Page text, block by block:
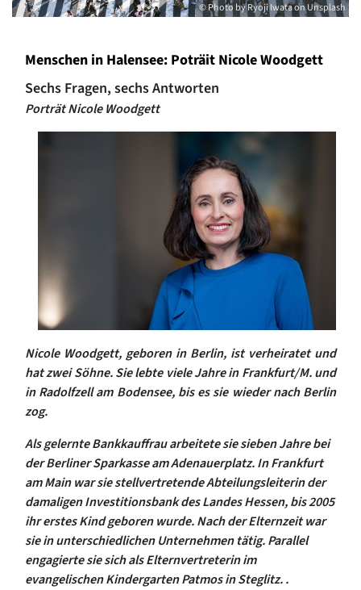
© Photo by Ryoji Iwata on Unsplash
Menschen in Halensee: Poträit Nicole Woodgett
Sechs Fragen, sechs Antworten
Porträt Nicole Woodgett
Nicole Woodgett, geboren in Berlin, ist verheiratet und
hat zwei Söhne. Sie lebte viele Jahre in Frankfurt/M. und
in Radolfzell am Bodensee, bis es sie wieder nach Berlin
zog.
Als gelernte Bankkauffrau arbeitete sie sieben Jahre bei
der Berliner Sparkasse am Adenauerplatz. In Frankfurt
am Main war sie stellvertretende Abteilungsleiterin der
damaligen Investitionsbank des Landes Hessen, bis 2005
ihr erstes Kind geboren wurde. Nach der Elternzeit war
sie in unterschiedlichen Unternehmen tätig. Parallel
engagierte sie sich als Elternvertreterin im
evangelischen Kindergarten Patmos in Steglitz..